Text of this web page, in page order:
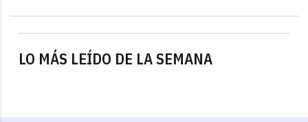
LO MÁS LEÍDO DE LA SEMANA